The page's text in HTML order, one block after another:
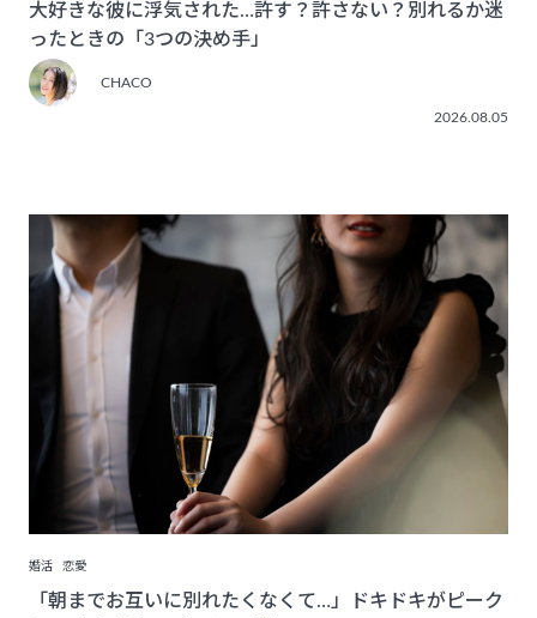
大好きな彼に浮気された…許す？許さない？別れるか迷
ったときの「3つの決め手」
CHACO
2026.08.05
婚活 恋愛
「朝までお互いに別れたくなくて…」ドキドキがピーク